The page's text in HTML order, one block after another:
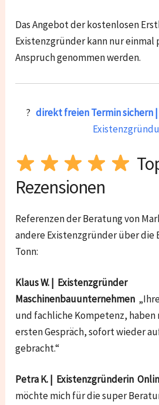
Das Angebot der kostenlosen
Existenzgründer kann nur einmal
Anspruch genommen werden.
? direkt freien Termin sichern |
Rezensionen
Referenzen der Beratung von
andere Existenzgründer über die
Tonn:
Klaus W. | Existenzgründer
Maschinenbauunternehmen
und fachliche Kompetenz, haben
ersten Gespräch, sofort wieder
gebracht.“
Petra K. | Existenzgründerin
möchte mich für die super